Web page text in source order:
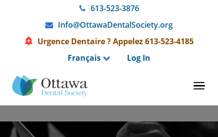
613-523-3876
Info@OttawaDentalSociety.org
Urgence Dentaire ? Appelez 613-523-4185
Français
Log In